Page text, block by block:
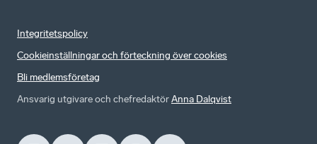
Integritetspolicy
Cookieinställningar och förteckning över cookies
Bli medlemsföretag
Ansvarig utgivare och chefredaktörAnna Dalqvist